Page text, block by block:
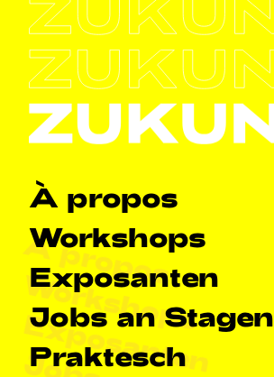
Haapt-Navigatioun
À propos
À propos
Workshops
Workshops
Exposanten
Exposanten
Jobs an Stagen
Praktesch